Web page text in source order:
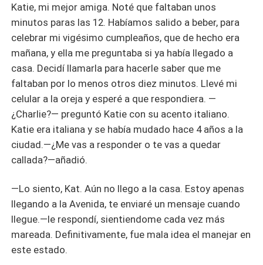
Katie, mi mejor amiga. Noté que faltaban unos
minutos paras las 12. Habíamos salido a beber, para
celebrar mi vigésimo cumpleaños, que de hecho era
mañana, y ella me preguntaba si ya había llegado a
casa. Decidí llamarla para hacerle saber que me
faltaban por lo menos otros diez minutos. Llevé mi
celular a la oreja y esperé a que respondiera. —
¿Charlie?— preguntó Katie con su acento italiano.
Katie era italiana y se había mudado hace 4 años a la
ciudad.—¿Me vas a responder o te vas a quedar
callada?—añadió.
—Lo siento, Kat. Aún no llego a la casa. Estoy apenas
llegando a la Avenida, te enviaré un mensaje cuando
llegue.—le respondí, sientiendome cada vez más
mareada. Definitivamente, fue mala idea el manejar en
este estado.